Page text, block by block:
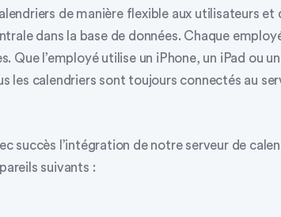
de manière flexible aux utilisateurs et
dans la base de données. Chaque
Que l’employé utilise un iPhone, un iPad ou
les calendriers sont toujours connectés au
succès l’intégration de notre serveur de
suivants :